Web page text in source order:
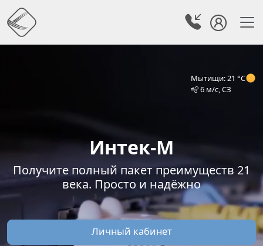
Мытищи: 21 °C
6 м/с, СЗ
Интек-М
Получите полный пакет преимуществ 21
века. Просто и надёжно
Личный кабинет